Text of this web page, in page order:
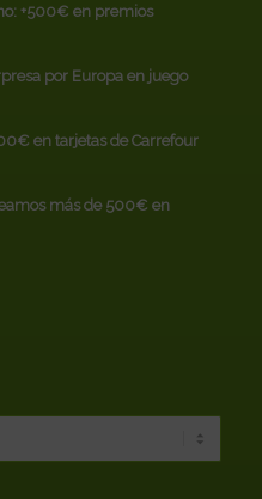
+500€ en premios
por Europa en juego
en tarjetas de Carrefour
más de 500€ en